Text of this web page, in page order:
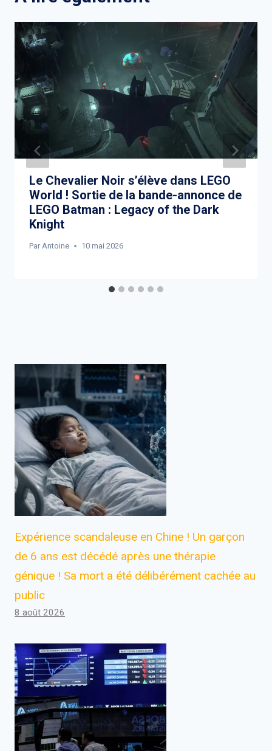
Le Chevalier Noir s’élève dans LEGO
World ! Sortie de la bande-annonce de
LEGO Batman : Legacy of the Dark
Knight
Par Antoine 10 mai 2026
Expérience scandaleuse en Chine ! Un garçon
de 6 ans est décédé après une thérapie
génique ! Sa mort a été délibérément cachée au
public
8 août 2026